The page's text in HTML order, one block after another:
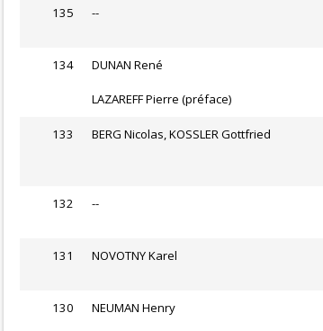
135 --
134 DUNAN René
LAZAREFF Pierre (préface)
133 BERG Nicolas, KOSSLER Gottfried
132 --
131 NOVOTNY Karel
130 NEUMAN Henry